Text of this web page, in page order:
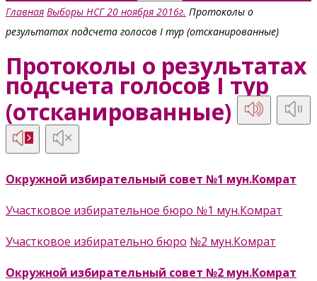
Главная Выборы НСГ 20 ноября 2016г. Протоколы о
результатах подсчета голосов I тур (отсканированные)
Протоколы о результатах
подсчета голосов I тур
(отсканированные)
Окружной избирательный совет №1 мун.Комрат
Участковое избирательное бюро №1 мун.Комрат
Участковое избирательно бюро №2 мун.Комрат
Окружной избирательный совет №2 мун.Комрат